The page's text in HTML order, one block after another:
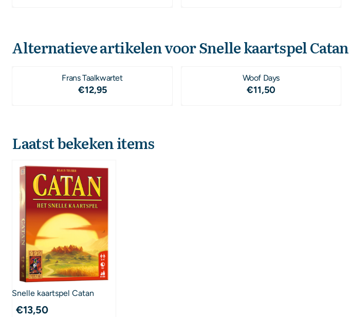
Alternatieve artikelen voorSnelle kaartspel Catan
Frans Taalkwartet
Prijs: 12,95
€12,95
Woof Days
Prijs: 11,50
€11,50
Laatst bekeken items
Snelle kaartspel Catan
€13,50